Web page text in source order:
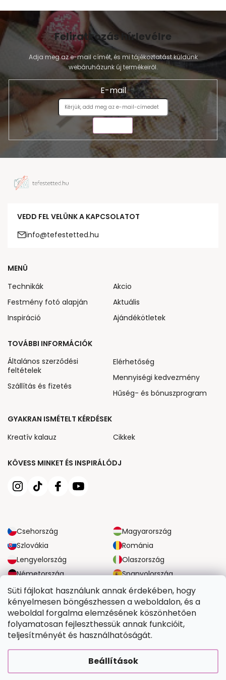
Süti fájlokat használunk annak érdekében, hogy
kényelmesen böngészhessen a weboldalon, és a
weboldal forgalma elemzésének köszönhetően
folyamatosan fejleszthessük annak funkcióit,
teljesítményét és használhatóságát.
Beállítások
Feliratkozás hírlevélre
Adja meg az e-mail címét, és mi tájékoztatást küldünk
webáruházunk új termékeiről.
E-mail
VEDD FEL VELÜNK A KAPCSOLATOT
info@tefestetted.hu
KÖVESS MINKET ÉS INSPIRÁLÓDJ
Csehország
Magyarország
Szlovákia
Románia
Lengyelország
Olaszország
Németország
Spanyolország
Nagy-Britannia
Ausztria
MENÜ
Technikák
Festmény fotó alapján
Inspiráció
Akcio
Aktuális
Ajándékötletek
TOVÁBBI INFORMÁCIÓK
Általános szerződési
feltételek
Szállítás és fizetés
Elérhetőség
Mennyiségi kedvezmény
Hűség- és bónuszprogram
GYAKRAN ISMÉTELT KÉRDÉSEK
Kreatív kalauz
Cikkek
MEGBÍZHATÓ SZÁLLÍTÁSI LEHETŐSÉGEK
BIZTONSÁGOS FIZETÉSI LEHETŐSÉGEK